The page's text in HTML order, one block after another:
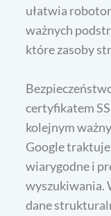
ułatwia
ważnych
które zasoby
certyfikatem
kolejnym
Google
wiarygodne i
wyszukiwania.
dane